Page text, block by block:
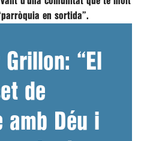
en sortida”.
Grillon: “El
de
amb Déu i